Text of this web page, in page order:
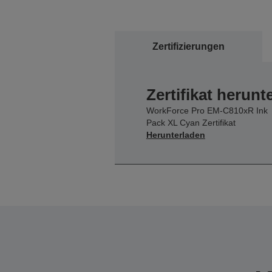
Zertifizierungen
Zertifikat
WorkForce Pro EM-C810xR Ink
Pack XL Cyan Zertifikat
Herunterladen